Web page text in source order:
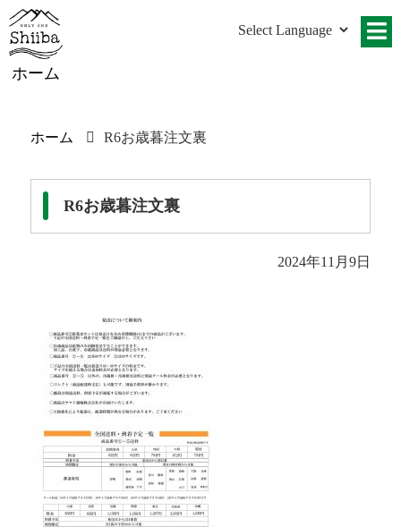
ホーム
ホーム R6お歳暮注文裏
R6お歳暮注文裏
2024年11月9日